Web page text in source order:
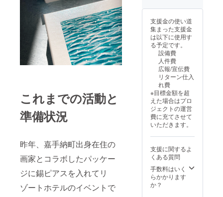
これまでの活動と
準備状況
昨年、嘉手納町出身在住の
画家とコラボしたパッケー
ジに錫ピアスを入れてリ
ゾートホテルのイベントで
ンレス
(絶対に
アレル
ギーが
出ない
わけで
はござ
いませ
ん)。 ピ
台紙も
こだわ
りの一
点もの
です。
どうぞ
お願い
しま
す。
ちらの
作品
は、全
て一点
物で
す。波
の模様
はBOX
毎に異
す。写
真と完
全に同
じ作品
はあり
ませ
了承く
ださ
い。
ラボリ
です。
Mikuと
私（下
塗り等)
が一緒
に壁画
を制作
しま
画のデ
ザイン
は、嘉
手納町
水釜の
海岸沿
かれた
海を題
材にし
た巨大
壁画と
支援金の使い道
集まった支援金
は以下に使用す
る予定です。
設備費
人件費
広報/宣伝費
リターン仕入
れ費
※目標金額を超
えた場合はプロ
ジェクトの運営
費に充てさせて
いただきます。
支援に関するよ
くある質問
手数料はいく
らかかります
か？